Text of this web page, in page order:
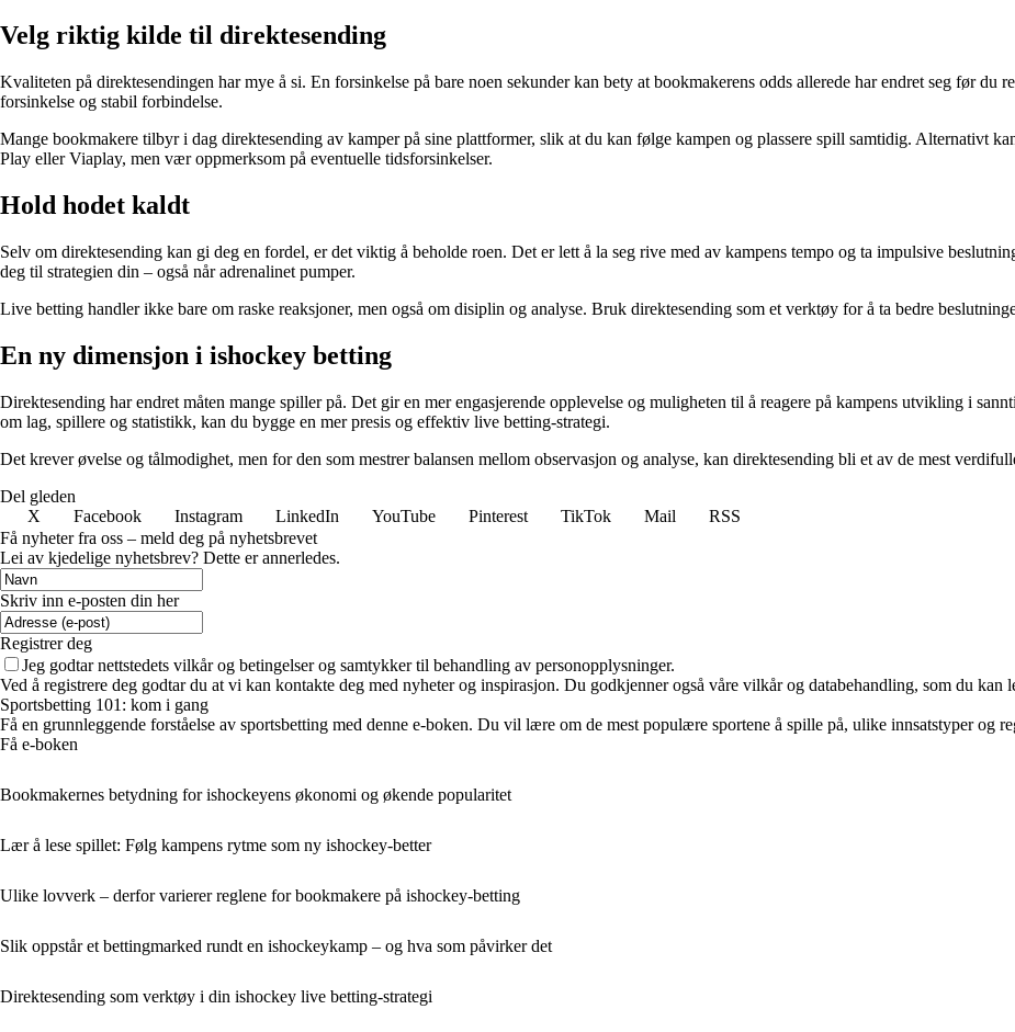
Velg riktig kilde til direktesending
Kvaliteten på direktesendingen har mye å si. En forsinkelse på bare noen sekunder kan bety at bookmakerens odds allerede har endret seg før du
forsinkelse og stabil forbindelse.
Mange bookmakere tilbyr i dag direktesending av kamper på sine plattformer, slik at du kan følge kampen og plassere spill samtidig. Alternativt
Play eller Viaplay, men vær oppmerksom på eventuelle tidsforsinkelser.
Hold hodet kaldt
Selv om direktesending kan gi deg en fordel, er det viktig å beholde roen. Det er lett å la seg rive med av kampens tempo og ta impulsive
deg til strategien din – også når adrenalinet pumper.
Live betting handler ikke bare om raske reaksjoner, men også om disiplin og analyse. Bruk direktesending som et verktøy for å ta bedre
En ny dimensjon i ishockey betting
Direktesending har endret måten mange spiller på. Det gir en mer engasjerende opplevelse og muligheten til å reagere på kampens utvikling i
om lag, spillere og statistikk, kan du bygge en mer presis og effektiv live betting-strategi.
Det krever øvelse og tålmodighet, men for den som mestrer balansen mellom observasjon og analyse, kan direktesending bli et av de mest
Del gleden
X
Facebook Instagram LinkedIn YouTube Pinterest TikTok Mail
RSS
Få nyheter fra oss – meld deg på nyhetsbrevet
Lei av kjedelige nyhetsbrev? Dette er annerledes.
Skriv inn e-posten din her
Registrer deg
Jeg godtar nettstedets vilkår og betingelser og samtykker til behandling av personopplysninger.
Ved å registrere deg godtar du at vi kan kontakte deg med nyheter og inspirasjon. Du godkjenner også våre vilkår og databehandling, som du kan
Sportsbetting 101: kom i gang
Få en grunnleggende forståelse av sportsbetting med denne e-boken. Du vil lære om de mest populære sportene å spille på, ulike innsatstyper og
Få e-boken
Bookmakernes betydning for ishockeyens økonomi og økende popularitet
Lær å lese spillet: Følg kampens rytme som ny ishockey-better
Ulike lovverk – derfor varierer reglene for bookmakere på ishockey-betting
Slik oppstår et bettingmarked rundt en ishockeykamp – og hva som påvirker det
Direktesending som verktøy i din ishockey live betting-strategi